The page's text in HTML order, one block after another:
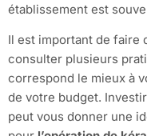
établissement est
Il est important de faire
consulter plusieurs
correspond le mieux à
de votre budget.
peut vous donner une